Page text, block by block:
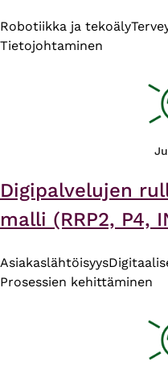
Robotiikka ja tekoäly
Tietojohtaminen
Digipalvelujen
malli (RRP2, P4,
Asiakaslähtöisyys
Prosessien kehittäminen